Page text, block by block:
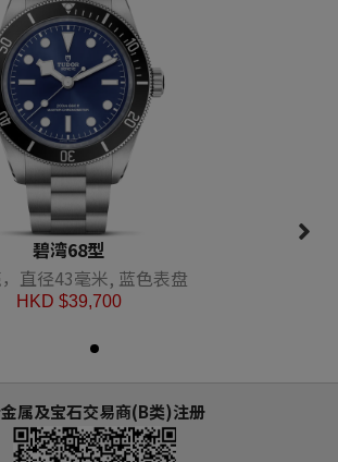
碧湾68型
直径43毫米, 蓝色表盘
HKD $39,700
属及宝石交易商(B类)注册